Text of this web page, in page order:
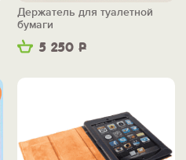
5 250 Р
Держатель для туалетной
бумаги